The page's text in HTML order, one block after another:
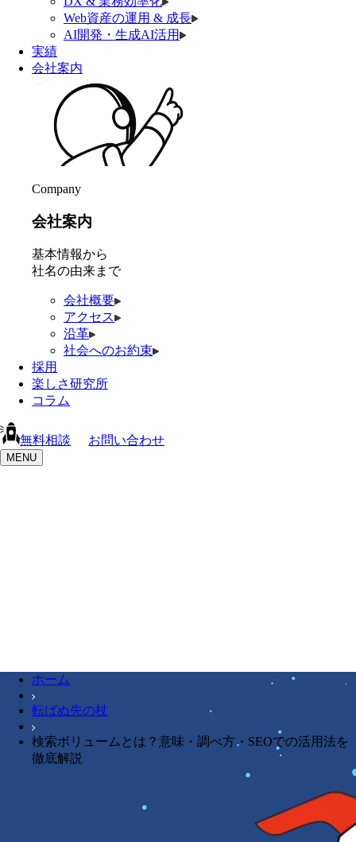
Web資産の運用 & 成長
AI開発・生成AI活用
実績
会社案内
Company
会社案内
基本情報から
社名の由来まで
会社概要
アクセス
沿革
社会へのお約束
採用
楽しさ研究所
コラム
無料相談 お問い合わせ
MENU
ホーム
転ばぬ先の杖
検索ボリュームとは？意味・調べ方・SEOでの活用法を
徹底解説